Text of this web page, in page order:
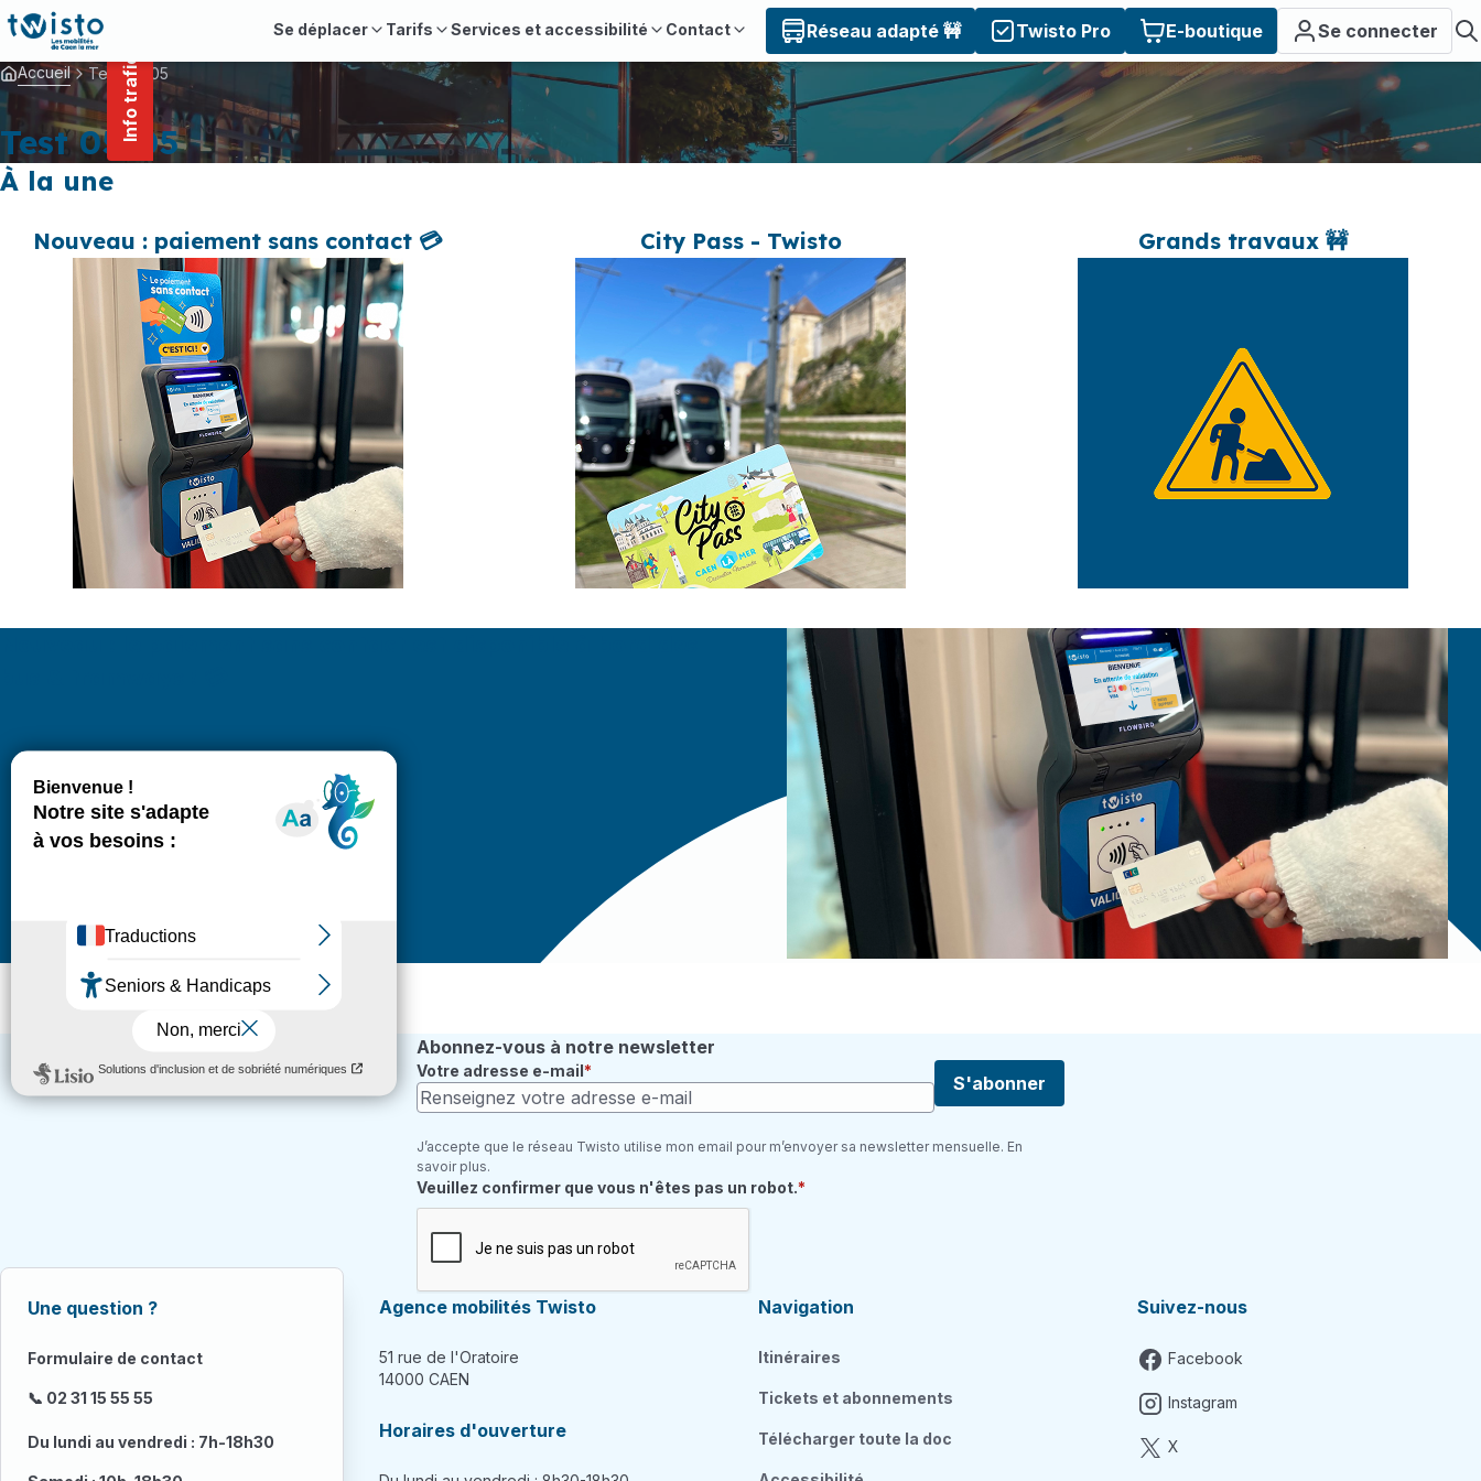
principal
Se déplacer Tarifs Services et accessibilité Contact Réseau adapté 🚧 Twisto Pro E-boutique Se connecter
Info trafic
Accueil Test 05-05
Test 05-05
À la une
Nouveau : paiement sans contact 💳 City Pass - Twisto Grands travaux 🚧
Abonnez-vous à notre newsletter
Votre adresse e-mail
S'abonner
J’accepte que le réseau Twisto utilise mon email pour m’envoyer sa newsletter mensuelle. En
savoir plus.
Champ requis
Veuillez confirmer que vous n'êtes pas un robot.
Une question ?
Formulaire de contact
📞 02 31 15 55 55
Du lundi au vendredi : 7h-18h30
Agence mobilités Twisto
51 rue de l'Oratoire
14000 CAEN
Horaires d'ouverture
Navigation
Itinéraires
Tickets et abonnements
Télécharger toute la doc
Suivez-nous
Facebook
Instagram
X
Panneau de gestion des cookies